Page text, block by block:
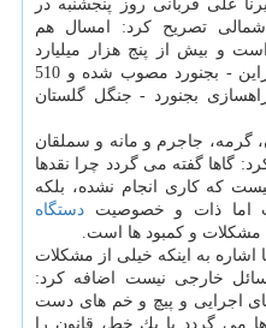
علی قربانی روز پنجشنبه در
تصریح كرد: امسال هم
و بیش از پنج هزار میلیارد
ریال برای خط ریلی جوین - اسفراین - بجنورد مصوب شده و 510
راهسازی بجنورد - جنگل گلستان
گرمه، جاجرم و مانه و سملقان
گاها گفته می گردد چرا نقدها
كه كاری انجام نشده، بلكه
اما ذات و خصوصیت دستگاه
مشكلات و كمبود ها است.
به اینكه خیلی از مشكلات
خارجی نیست اضافه كرد:
اجرایی و پیچ و خم های دست
می گردد با یك خط، قانون را